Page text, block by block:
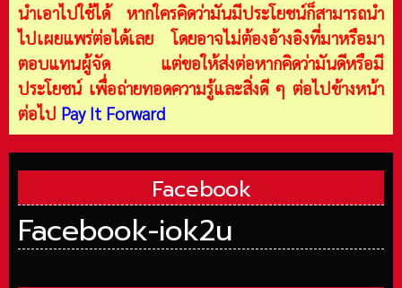
นำเอาไปใช้ได้ หากใครคิดว่ามันมีประโยชน์ก็สามารถนำ
ไปเผยแพร่ต่อได้เลย โดยอาจไม่ต้องอ้างอิงที่มาหรือมา
ตอบแทนผู้จัด แต่ขอให้ส่งต่อหากคิดว่ามันดีหรือมี
ประโยชน์ เพื่อถ่ายทอดความรู้และสิ่งดี ๆ ต่อไปข้างหน้า
ต่อไป Pay It Forward
Facebook
Facebook-iok2u